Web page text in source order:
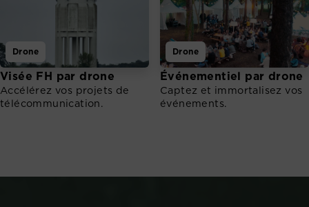
Drone
Visée FH par drone
Accélérez vos projets de
télécommunication.
Drone
Événementiel par drone
Captez et immortalisez vos
événements.